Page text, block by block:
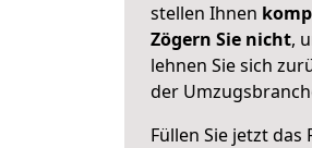
stellen Ihnen
Zögern Sie nicht,
lehnen Sie sich
der
Füllen Sie jetzt